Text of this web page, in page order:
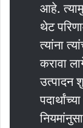
आहे.
थेट
त्यांना
करावा
उत्पादन